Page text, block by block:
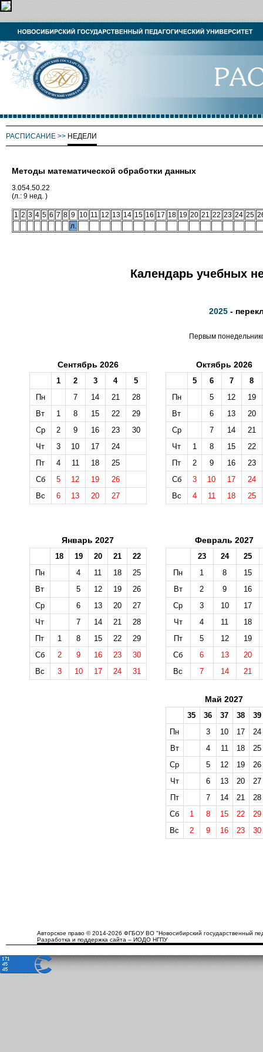
РАСПИСАНИЕ >> НЕДЕЛИ
Методы математической обработки данных
3.054.50.22
(л.: 9 нед. )
1 2 3 4 5 6 7 8 9 10 11 12 13 14 15 16 17 18 19 20 21 22 23 24 25
л.
Календарь учебных
2025 -
Первым
Сентябрь 2026
1 2 3 4
5
Пн
7 14 21
28
Вт
1 8 15 22
29
Ср
2 9 16 23
30
Чт
3 10 17
24
Пт
4 11 18
25
Сб
5 12 19
26
Вс
6 13 20 27
Октябрь 2026
5 6 7
8
Пн
5 12
19
Вт
6 13
20
Ср
7 14
21
Чт
1 8 15
22
Пт
2 9 16
23
Сб
3 10 17
24
Вс
4 11 18 25
Январь 2027
18 19 20 21
22
Пн
4 11 18
25
Вт
5 12 19
26
Ср
6 13 20
27
Чт
7 14 21
28
Пт
1 8 15 22
29
Сб
2 9 16 23
30
Вс
3 10 17 24 31
Февраль 2027
23 24
25
Пн
1 8
15
Вт
2 9
16
Ср
3 10
17
Чт
4 11
18
Пт
5 12
19
Сб
6 13
20
Вс
7 14 21
Май 2027
35 36 37 38
39
Пн
3 10 17
24
Вт
4 11 18
25
Ср
5 12 19
26
Чт
6 13 20
27
Пт
7 14 21
28
Сб
1 8 15 22
29
Вс
2 9 16 23 30
Авторское право © 2014-2026 ФГБОУ ВО "Новосибирский государственный
Разработка и поддержка сайта – ИОДО НГПУ